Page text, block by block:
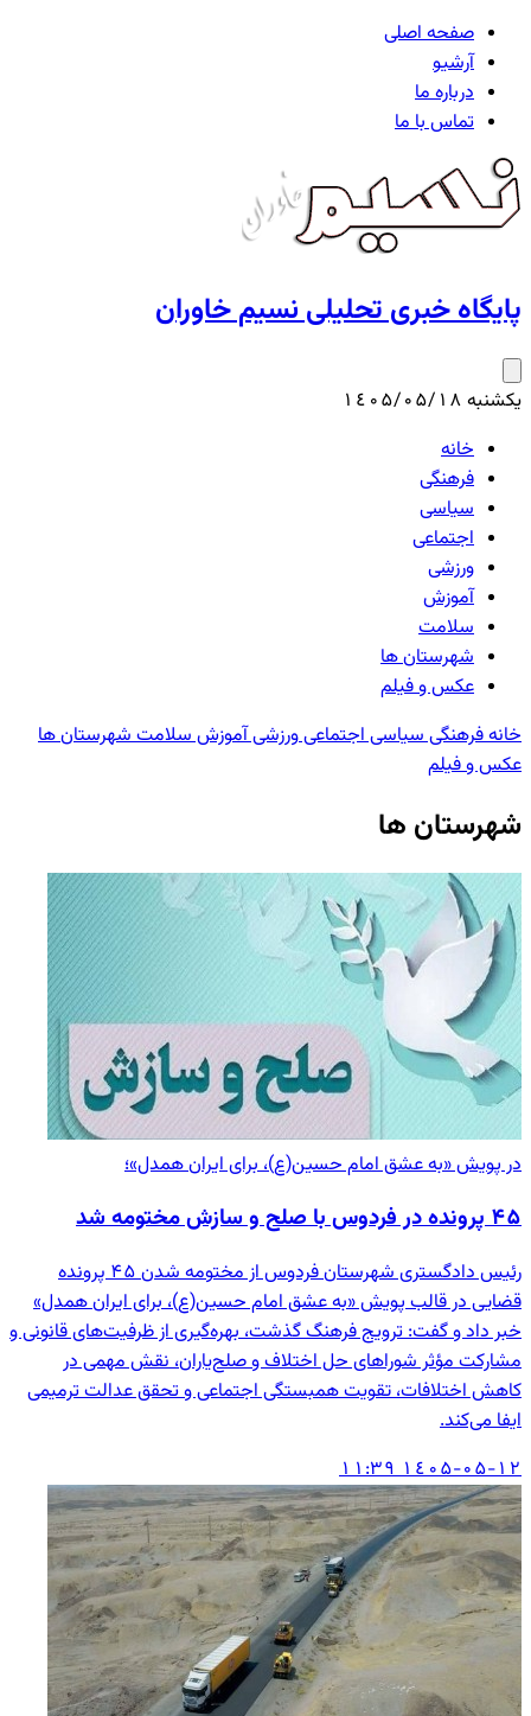
صفحه اصلی
آرشیو
درباره ما
تماس با ما
پایگاه خبری تحلیلی نسیم خاوران
یکشنبه ۱٤۰۵/۰۵/۱۸
خانه
فرهنگی
سیاسی
اجتماعی
ورزشی
آموزش
سلامت
شهرستان ها
عکس و فیلم
خانهفرهنگیسیاسیاجتماعیورزشیآموزشسلامتشهرستان ها
عکس و فیلم
شهرستان ها
در پویش «به عشق امام حسین(ع)، برای ایران همدل»؛
۴۵ پرونده در فردوس با صلح و سازش مختومه شد
رئیس دادگستری شهرستان فردوس از مختومه شدن ۴۵ پرونده
قضایی در قالب پویش «به عشق امام حسین(ع)، برای ایران همدل»
خبر داد و گفت: ترویج فرهنگ گذشت، بهره‌گیری از ظرفیت‌های قانونی و
مشارکت مؤثر شوراهای حل اختلاف و صلح‌یاران، نقش مهمی در
کاهش اختلافات، تقویت همبستگی اجتماعی و تحقق عدالت ترمیمی
ایفا می‌کند.
۱٤۰۵-۰۵-۱۲ ۱۱:۳۹